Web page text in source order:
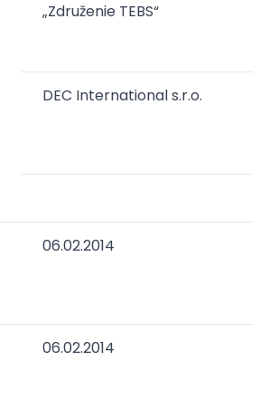
„Združenie TEBS“
DEC International s.r.o.
06.02.2014
06.02.2014